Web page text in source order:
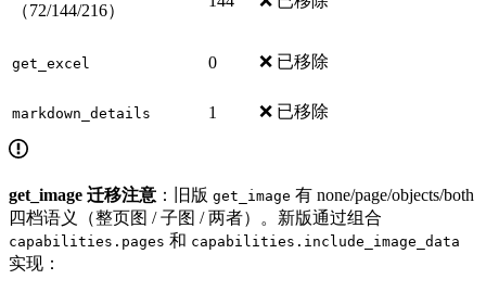
（72/144/216）
get_excel 0 ❌ 已移除
markdown_details 1 ❌ 已移除
get_image 迁移注意 ：旧版 get_image 有 none/page/objects/both
四档语义（整页图 / 子图 / 两者）。新版通过组合
capabilities.pages 和 capabilities.include_image_data
实现：